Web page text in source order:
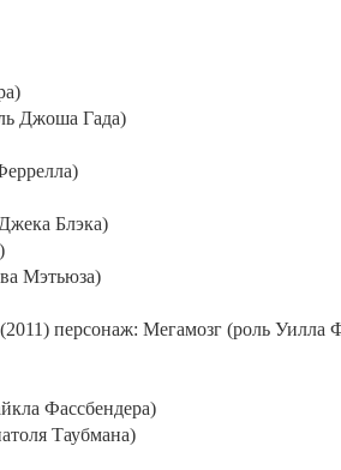
Джоша Гада)
Блэка)
Мэтьюза)
персонаж: Мегамозг (роль Уилла
Фассбендера)
Таубмана)